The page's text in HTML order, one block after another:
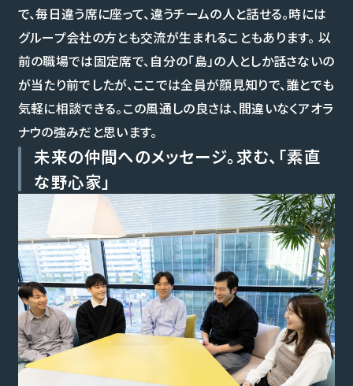
で、毎日違う席に座って、違うチームの人と話せる。時には
グループ会社の方とも交流が生まれることもあります。 以
前の職場では固定席で、自分の「島」の人としか話さないの
が当たり前でしたが、ここでは全員が顔見知りで、誰とでも
気軽に相談できる。この風通しの良さは、間違いなくアオラ
ナウの強みだと思います。
未来の仲間へのメッセージ。求む、「素直
な野心家」